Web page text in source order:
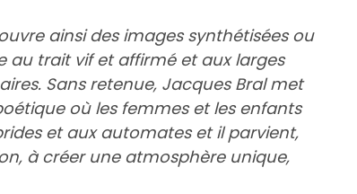
ainsi des images synthétisées ou
trait vif et affirmé et aux larges
Sans retenue, Jacques Bral met
où les femmes et les enfants
et aux automates et il parvient,
à créer une atmosphère unique,